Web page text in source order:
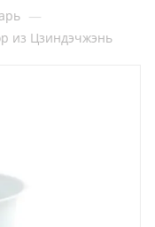
—
из Цзиндэчжэнь